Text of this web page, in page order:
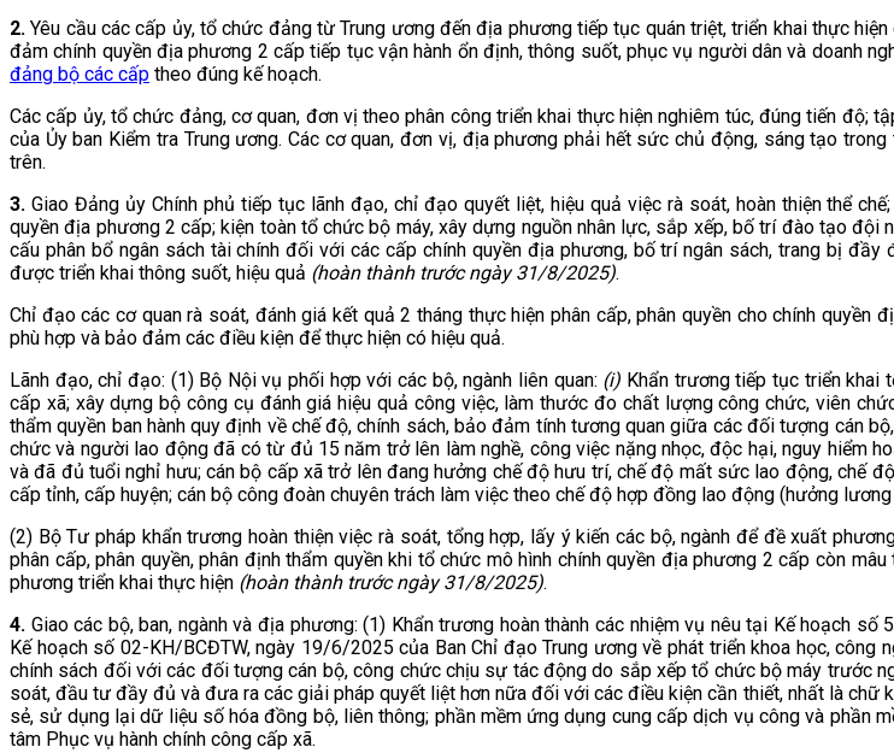
2. Yêu cầu các cấp ủy, tổ chức đảng từ Trung ương đến địa phương tiếp tục quán triệt, triển khai thực
đảm chính quyền địa phương 2 cấp tiếp tục vận hành ổn định, thông suốt, phục vụ người dân và doanh
đảng bộ các cấp theo đúng kế hoạch.
Các cấp ủy, tổ chức đảng, cơ quan, đơn vị theo phân công triển khai thực hiện nghiêm túc, đúng tiến độ;
của Ủy ban Kiểm tra Trung ương. Các cơ quan, đơn vị, địa phương phải hết sức chủ động, sáng tạo
trên.
3. Giao Đảng ủy Chính phủ tiếp tục lãnh đạo, chỉ đạo quyết liệt, hiệu quả việc rà soát, hoàn thiện thể
quyền địa phương 2 cấp; kiện toàn tổ chức bộ máy, xây dựng nguồn nhân lực, sắp xếp, bố trí đào tạo
cấu phân bổ ngân sách tài chính đối với các cấp chính quyền địa phương, bố trí ngân sách, trang bị
được triển khai thông suốt, hiệu quả (hoàn thành trước ngày 31/8/2025).
Chỉ đạo các cơ quan rà soát, đánh giá kết quả 2 tháng thực hiện phân cấp, phân quyền cho chính
phù hợp và bảo đảm các điều kiện để thực hiện có hiệu quả.
Lãnh đạo, chỉ đạo: (1) Bộ Nội vụ phối hợp với các bộ, ngành liên quan: (i) Khẩn trương tiếp tục triển khai
cấp xã; xây dựng bộ công cụ đánh giá hiệu quả công việc, làm thước đo chất lượng công chức, viên
thẩm quyền ban hành quy định về chế độ, chính sách, bảo đảm tính tương quan giữa các đối tượng cán
chức và người lao động đã có từ đủ 15 năm trở lên làm nghề, công việc nặng nhọc, độc hại, nguy hiểm
và đã đủ tuổi nghỉ hưu; cán bộ cấp xã trở lên đang hưởng chế độ hưu trí, chế độ mất sức lao động, chế
cấp tỉnh, cấp huyện; cán bộ công đoàn chuyên trách làm việc theo chế độ hợp đồng lao động (hưởng
(2) Bộ Tư pháp khẩn trương hoàn thiện việc rà soát, tổng hợp, lấy ý kiến các bộ, ngành để đề xuất
phân cấp, phân quyền, phân định thẩm quyền khi tổ chức mô hình chính quyền địa phương 2 cấp còn
phương triển khai thực hiện (hoàn thành trước ngày 31/8/2025).
4. Giao các bộ, ban, ngành và địa phương: (1) Khẩn trương hoàn thành các nhiệm vụ nêu tại Kế hoạch
Kế hoạch số 02-KH/BCĐTW, ngày 19/6/2025 của Ban Chỉ đạo Trung ương về phát triển khoa học,
chính sách đối với các đối tượng cán bộ, công chức chịu sự tác động do sắp xếp tổ chức bộ máy trước
soát, đầu tư đầy đủ và đưa ra các giải pháp quyết liệt hơn nữa đối với các điều kiện cần thiết, nhất là
sẻ, sử dụng lại dữ liệu số hóa đồng bộ, liên thông; phần mềm ứng dụng cung cấp dịch vụ công và phần
tâm Phục vụ hành chính công cấp xã.